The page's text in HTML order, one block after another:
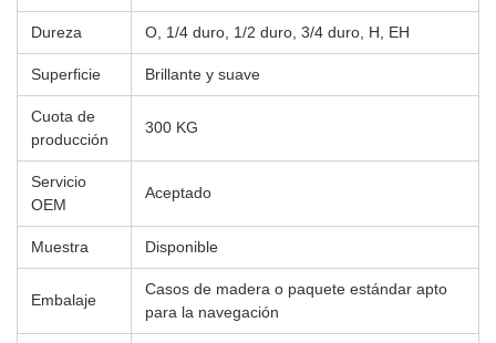
Dureza O, 1/4 duro, 1/2 duro, 3/4 duro, H, EH
Superficie Brillante y suave
Cuota de
producción
300 KG
Servicio
OEM
Aceptado
Muestra Disponible
Embalaje
Casos de madera o paquete estándar apto
para la navegación